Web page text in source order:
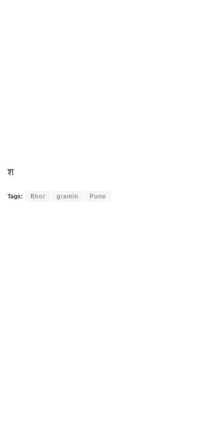
श
Tags: Bhor gramin Pune